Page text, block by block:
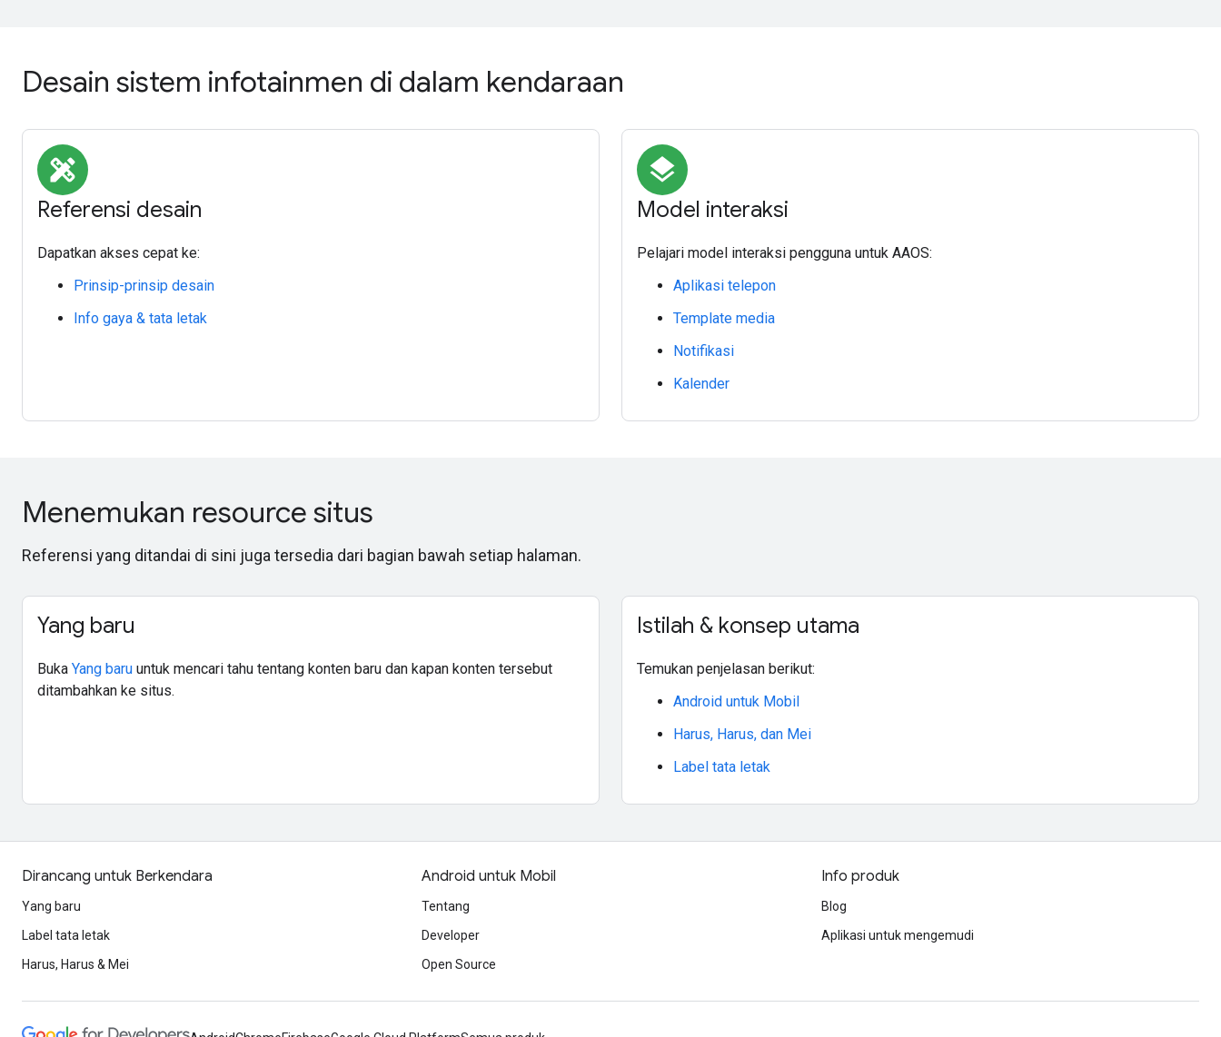
Desain sistem infotainmen di dalam kendaraan
design_services
Referensi desain
Dapatkan akses cepat ke:
Prinsip-prinsip desain
Info gaya & tata letak
layers
Model interaksi
Pelajari model interaksi pengguna untuk AAOS:
Aplikasi telepon
Template media
Notifikasi
Kalender
Menemukan resource situs
Referensi yang ditandai di sini juga tersedia dari bagian bawah setiap halaman.
Yang baru
Buka Yang baru untuk mencari tahu tentang konten baru dan kapan konten tersebut
ditambahkan ke situs.
Istilah & konsep utama
Temukan penjelasan berikut:
Android untuk Mobil
Harus, Harus, dan Mei
Label tata letak
Dirancang untuk Berkendara
Yang baru
Label tata letak
Harus, Harus & Mei
Android untuk Mobil
Tentang
Developer
Open Source
Info produk
Blog
Aplikasi untuk mengemudi